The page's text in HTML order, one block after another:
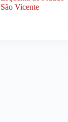
São Vicente